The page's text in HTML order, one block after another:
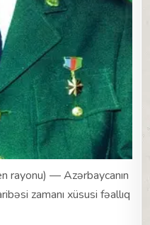
rayonu) — Azərbaycanın
zamanı xüsusi fəallıq